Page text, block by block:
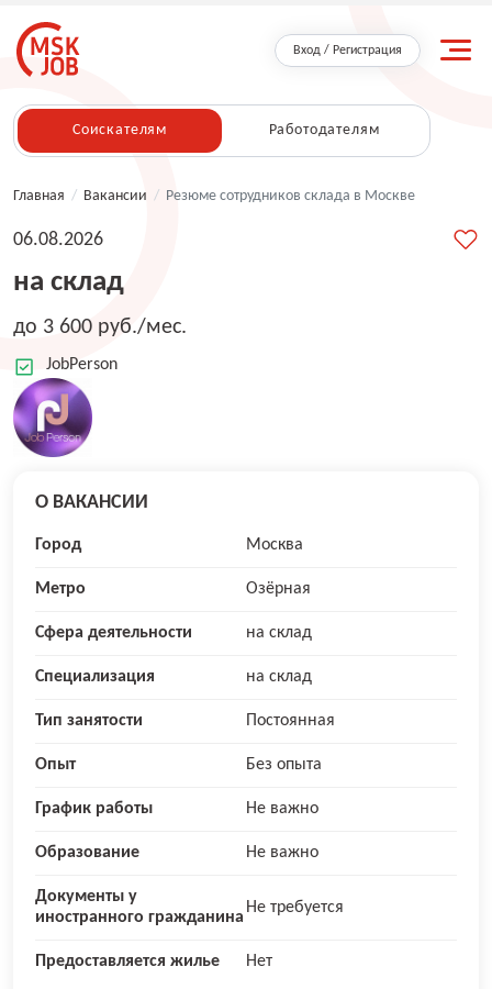
Вход / Регистрация
Соискателям Работодателям
Главная / Вакансии / Резюме сотрудников склада в Москве
на склад
06.08.2026
до 3 600 руб./мес.
JobPerson
О ВАКАНСИИ
Город Москва
Метро Озёрная
Сфера деятельности на склад
Специализация на склад
Тип занятости Постоянная
Опыт Без опыта
График работы Не важно
Образование Не важно
Документы у
иностранного гражданина
Не требуется
Предоставляется жилье Нет